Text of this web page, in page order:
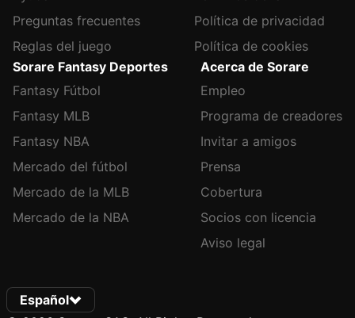
Preguntas frecuentes
Reglas del juego
Política de privacidad
Política de cookies
Sorare Fantasy Deportes
Fantasy Fútbol
Fantasy MLB
Fantasy NBA
Mercado del fútbol
Mercado de la MLB
Mercado de la NBA
Acerca de Sorare
Empleo
Programa de creadores
Invitar a amigos
Prensa
Cobertura
Socios con licencia
Aviso legal
Español